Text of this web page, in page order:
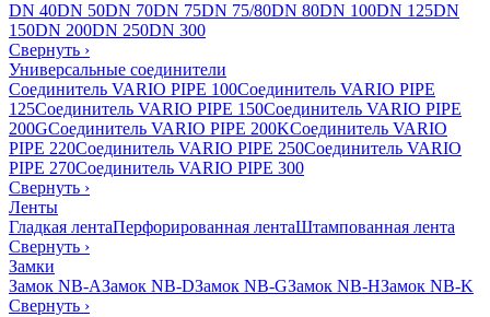
DN 40DN 50DN 70DN 75DN 75/80DN 80DN 100DN 125DN
150DN 200DN 250DN 300
Свернуть ›
Универсальные соединители
Соединитель VARIO PIPE 100Соединитель VARIO PIPE
125Соединитель VARIO PIPE 150Соединитель VARIO PIPE
200GСоединитель VARIO PIPE 200KСоединитель VARIO
PIPE 220Соединитель VARIO PIPE 250Соединитель VARIO
PIPE 270Соединитель VARIO PIPE 300
Свернуть ›
Ленты
Гладкая лентаПерфорированная лентаШтампованная лента
Свернуть ›
Замки
Замок NB-AЗамок NB-DЗамок NB-GЗамок NB-HЗамок NB-K
Свернуть ›